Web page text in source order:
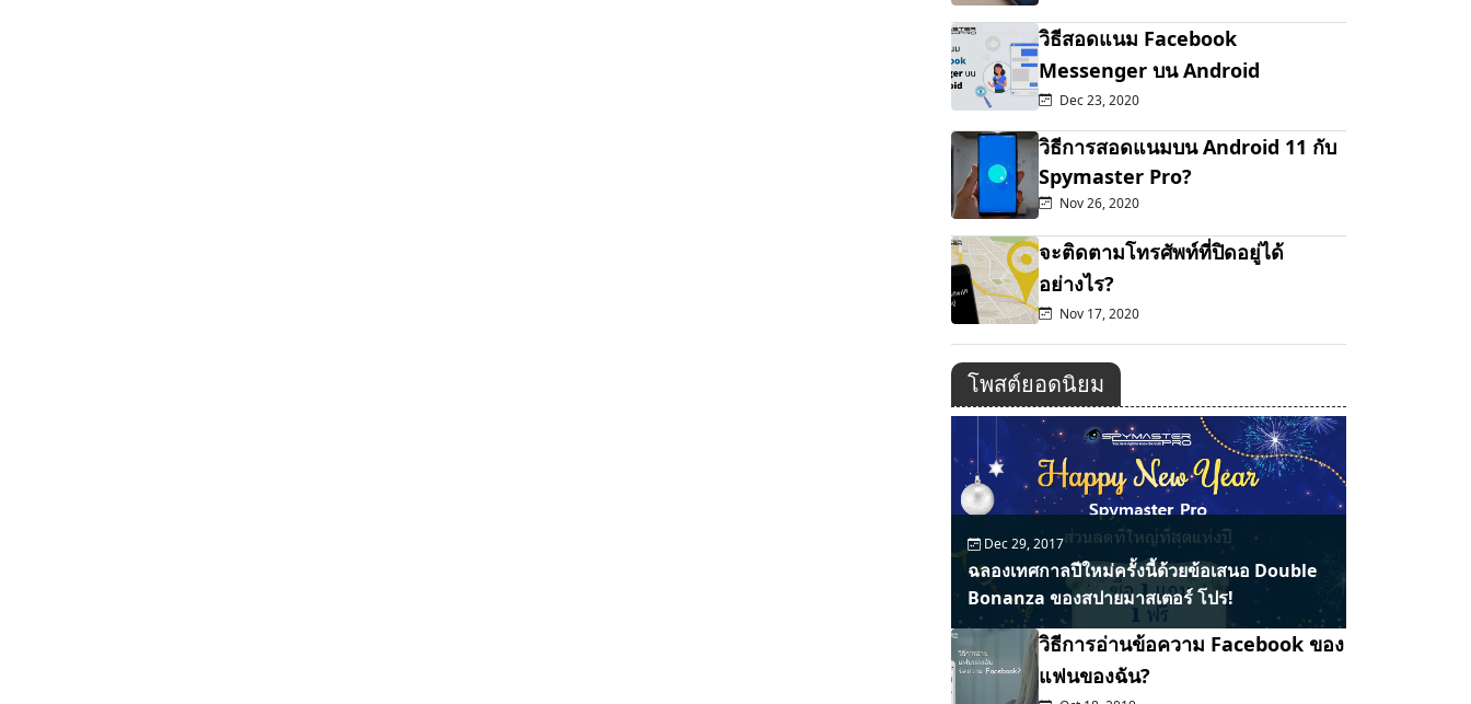
วิธีสอดแนม Facebook
Messenger บน Android
Dec 23, 2020
วิธีการสอดแนมบน Android 11 กับ
Spymaster Pro?
Nov 26, 2020
จะติดตามโทรศัพท์ที่ปิดอยู่ได้
อย่างไร?
Nov 17, 2020
โพสต์ยอดนิยม
Dec 29, 2017
ฉลองเทศกาลปีใหม่ครั้งนี้ด้วยข้อเสนอ Double
Bonanza ของสปายมาสเตอร์ โปร!
วิธีการอ่านข้อความ Facebook ของ
แฟนของฉัน?